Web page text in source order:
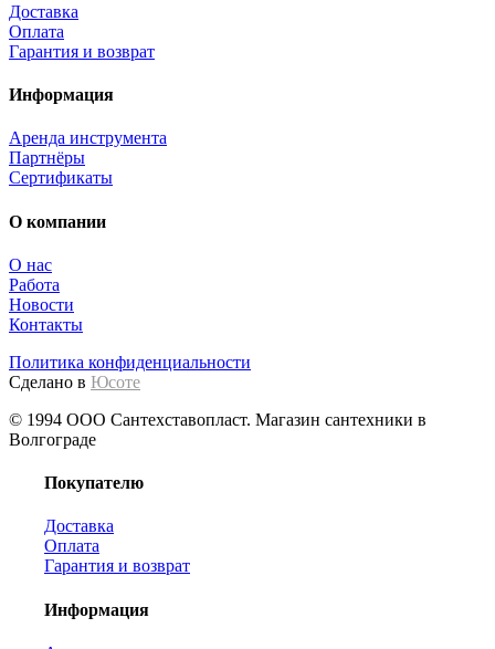
Доставка
Оплата
Гарантия и возврат
Информация
Аренда инструмента
Партнёры
Сертификаты
О компании
О нас
Работа
Новости
Контакты
Политика конфиденциальности
Сделано в Юсоте
© 1994 ООО Сантехставопласт. Магазин сантехники в
Волгограде
Покупателю
Доставка
Оплата
Гарантия и возврат
Информация